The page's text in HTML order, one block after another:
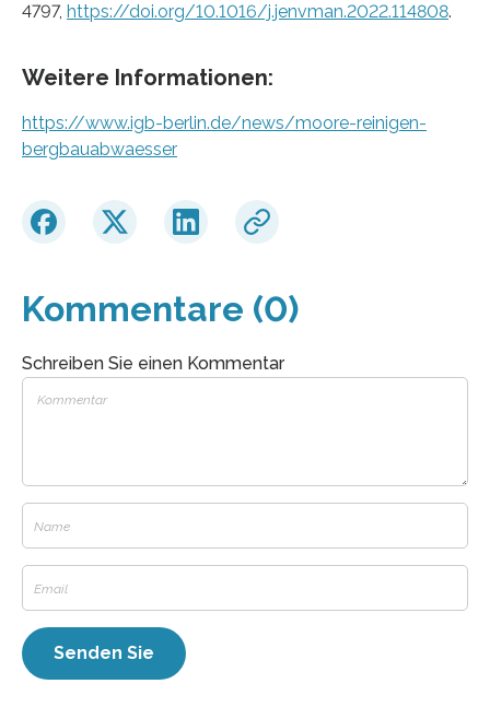
4797, https://doi.org/10.1016/j.jenvman.2022.114808.
Weitere Informationen:
https://www.igb-berlin.de/news/moore-reinigen-
bergbauabwaesser
Kommentare (0)
Schreiben Sie einen Kommentar